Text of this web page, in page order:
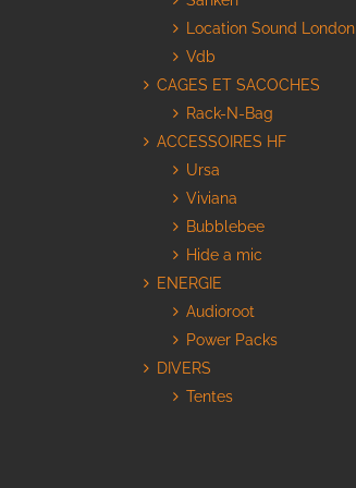
Location Sound London
Vdb
CAGES ET SACOCHES
Rack-N-Bag
ACCESSOIRES HF
Ursa
Viviana
Bubblebee
Hide a mic
ENERGIE
Audioroot
Power Packs
DIVERS
Tentes